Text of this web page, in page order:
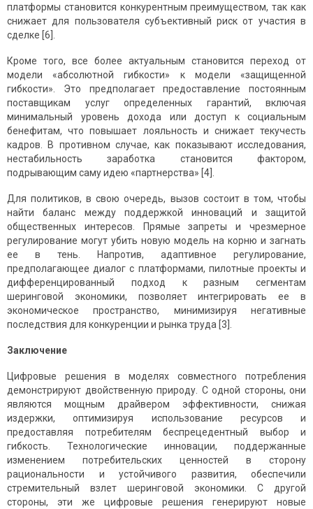
платформы становится конкурентным преимуществом, так как
снижает для пользователя субъективный риск от участия в
сделке [6].
Кроме того, все более актуальным становится переход от
модели «абсолютной гибкости» к модели «защищенной
гибкости». Это предполагает предоставление постоянным
поставщикам услуг определенных гарантий, включая
минимальный уровень дохода или доступ к социальным
бенефитам, что повышает лояльность и снижает текучесть
кадров. В противном случае, как показывают исследования,
нестабильность заработка становится фактором,
подрывающим саму идею «партнерства» [4].
Для политиков, в свою очередь, вызов состоит в том, чтобы
найти баланс между поддержкой инноваций и защитой
общественных интересов. Прямые запреты и чрезмерное
регулирование могут убить новую модель на корню и загнать
ее в тень. Напротив, адаптивное регулирование,
предполагающее диалог с платформами, пилотные проекты и
дифференцированный подход к разным сегментам
шеринговой экономики, позволяет интегрировать ее в
экономическое пространство, минимизируя негативные
последствия для конкуренции и рынка труда [3].
Заключение
Цифровые решения в моделях совместного потребления
демонстрируют двойственную природу. С одной стороны, они
являются мощным драйвером эффективности, снижая
издержки, оптимизируя использование ресурсов и
предоставляя потребителям беспрецедентный выбор и
гибкость. Технологические инновации, поддержанные
изменением потребительских ценностей в сторону
рациональности и устойчивого развития, обеспечили
стремительный взлет шеринговой экономики. С другой
стороны, эти же цифровые решения генерируют новые